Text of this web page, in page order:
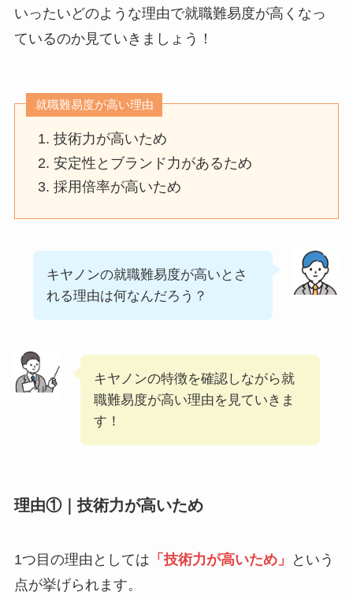
いったいどのような理由で就職難易度が高くなっ
ているのか見ていきましょう！
就職難易度が高い理由
技術力が高いため
安定性とブランド力があるため
採用倍率が高いため
キヤノンの就職難易度が高いとさ
れる理由は何なんだろう？
キヤノンの特徴を確認しながら就
職難易度が高い理由を見ていきま
す！
理由①｜技術力が高いため
1つ目の理由としては 「技術力が高いため」
という
点が挙げられます。